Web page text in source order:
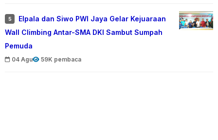
5
Elpala dan Siwo PWI Jaya Gelar Kejuaraan
Wall Climbing Antar-SMA DKI Sambut Sumpah
Pemuda
04 Agu 59K pembaca